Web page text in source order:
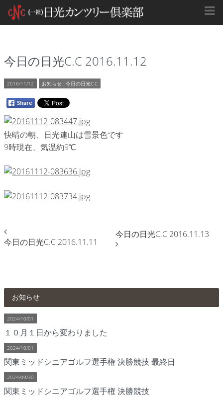
今日の日光C.C 2016.11.12
2016/11/12 お知らせ : 今日の日光C.C
快晴の朝、日光連山は雪景色です
9時現在、気温約9℃
今日の日光C.C 2016.11.11
今日の日光C.C 2016.11.13
お知らせ
2024/10/01
１０月１日から変わりました
2024/10/01
関東ミッドシニアゴルフ選手権 決勝競技 最終日
2024/09/30
関東ミッドシニアゴルフ選手権 決勝競技